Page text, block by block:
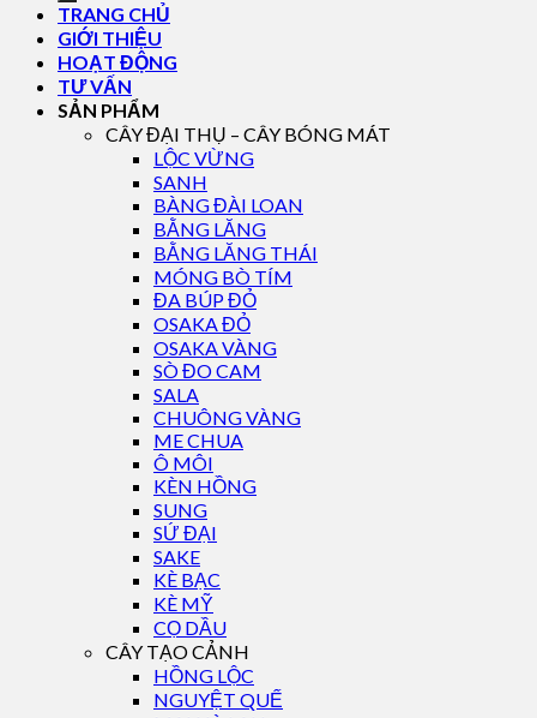
TRANG CHỦ
GIỚI THIỆU
HOẠT ĐỘNG
TƯ VẤN
SẢN PHẨM
CÂY ĐẠI THỤ – CÂY BÓNG MÁT
LỘC VỪNG
SANH
BÀNG ĐÀI LOAN
BẰNG LĂNG
BẰNG LĂNG THÁI
MÓNG BÒ TÍM
ĐA BÚP ĐỎ
OSAKA ĐỎ
OSAKA VÀNG
SÒ ĐO CAM
SALA
CHUÔNG VÀNG
ME CHUA
Ô MÔI
KÈN HỒNG
SUNG
SỨ ĐẠI
SAKE
KÈ BẠC
KÈ MỸ
CỌ DẦU
CÂY TẠO CẢNH
HỒNG LỘC
NGUYỆT QUẾ